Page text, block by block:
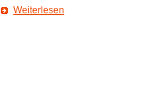
Weiterlesen